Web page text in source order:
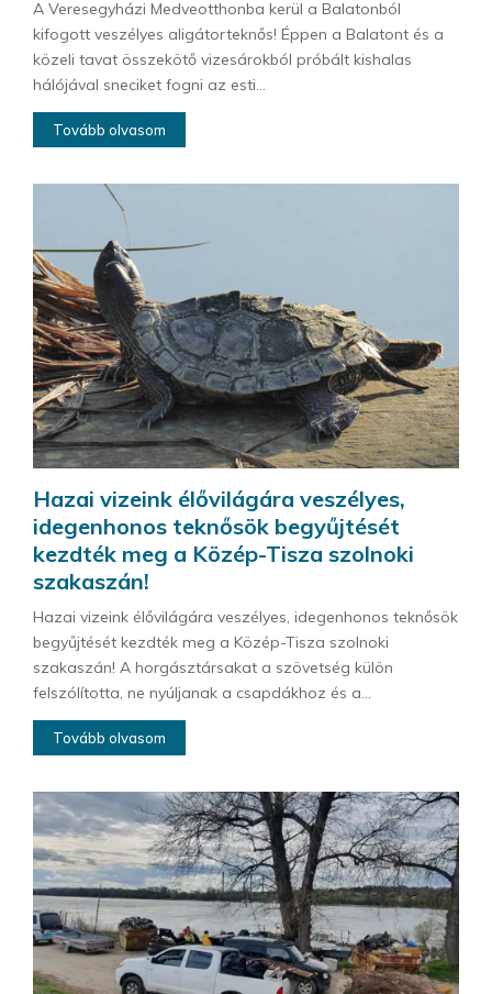
A Veresegyházi Medveotthonba kerül a Balatonból
kifogott veszélyes aligátorteknős! Éppen a Balatont és a
közeli tavat összekötő vizesárokból próbált kishalas
hálójával sneciket fogni az esti...
Tovább olvasom
Hazai vizeink élővilágára veszélyes,
idegenhonos teknősök begyűjtését
kezdték meg a Közép-Tisza szolnoki
szakaszán!
Hazai vizeink élővilágára veszélyes, idegenhonos teknősök
begyűjtését kezdték meg a Közép-Tisza szolnoki
szakaszán! A horgásztársakat a szövetség külön
felszólította, ne nyúljanak a csapdákhoz és a...
Tovább olvasom